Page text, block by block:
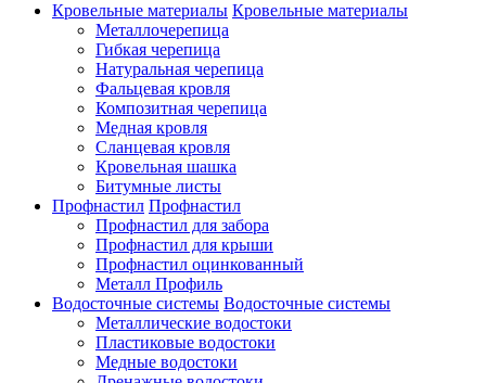
Кровельные материалы Кровельные материалы
Металлочерепица
Гибкая черепица
Натуральная черепица
Фальцевая кровля
Композитная черепица
Медная кровля
Сланцевая кровля
Кровельная шашка
Битумные листы
Профнастил Профнастил
Профнастил для забора
Профнастил для крыши
Профнастил оцинкованный
Металл Профиль
Водосточные системы Водосточные системы
Металлические водостоки
Пластиковые водостоки
Медные водостоки